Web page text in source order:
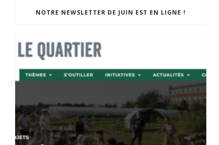
NOTRE NEWSLETTER DE JUIN EST EN LIGNE !